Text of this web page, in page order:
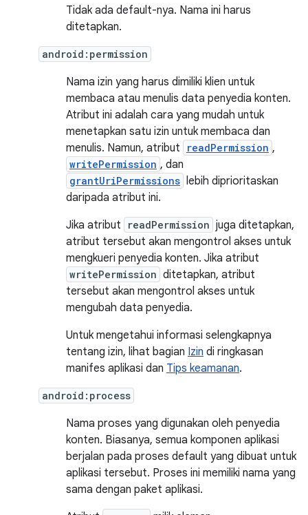
Tidak ada default-nya. Nama ini harus
ditetapkan.
android:permission
Nama izin yang harus dimiliki klien untuk
membaca atau menulis data penyedia konten.
Atribut ini adalah cara yang mudah untuk
menetapkan satu izin untuk membaca dan
menulis. Namun, atribut
readPermission ,
writePermission , dan
grantUriPermissions lebih diprioritaskan
daripada atribut ini.
Jika atribut
readPermission juga ditetapkan,
atribut tersebut akan mengontrol akses untuk
mengkueri penyedia konten. Jika atribut
writePermission ditetapkan, atribut
tersebut akan mengontrol akses untuk
mengubah data penyedia.
Untuk mengetahui informasi selengkapnya
tentang izin, lihat bagian Izin di ringkasan
manifes aplikasi dan Tips keamanan.
android:process
Nama proses yang digunakan oleh penyedia
konten. Biasanya, semua komponen aplikasi
berjalan pada proses default yang dibuat untuk
aplikasi tersebut. Proses ini memiliki nama yang
sama dengan paket aplikasi.